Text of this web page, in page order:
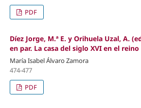
PDF
Díez Jorge, M.ª E. y Orihuela Uzal, A.
en par. La casa del siglo XVI en el
María Isabel Álvaro Zamora
474-477
PDF